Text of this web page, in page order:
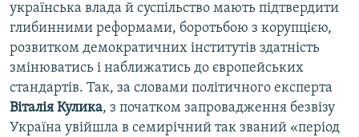
українська влада й суспільство мають підтвердити
глибинними реформами, боротьбою з корупцією,
розвитком демократичних інститутів здатність
змінюватись і наближатись до європейських
стандартів. Так, за словами політичного експерта
Віталія Кулика, з початком запровадження безвізу
Україна увійшла в семирічний так званий «період